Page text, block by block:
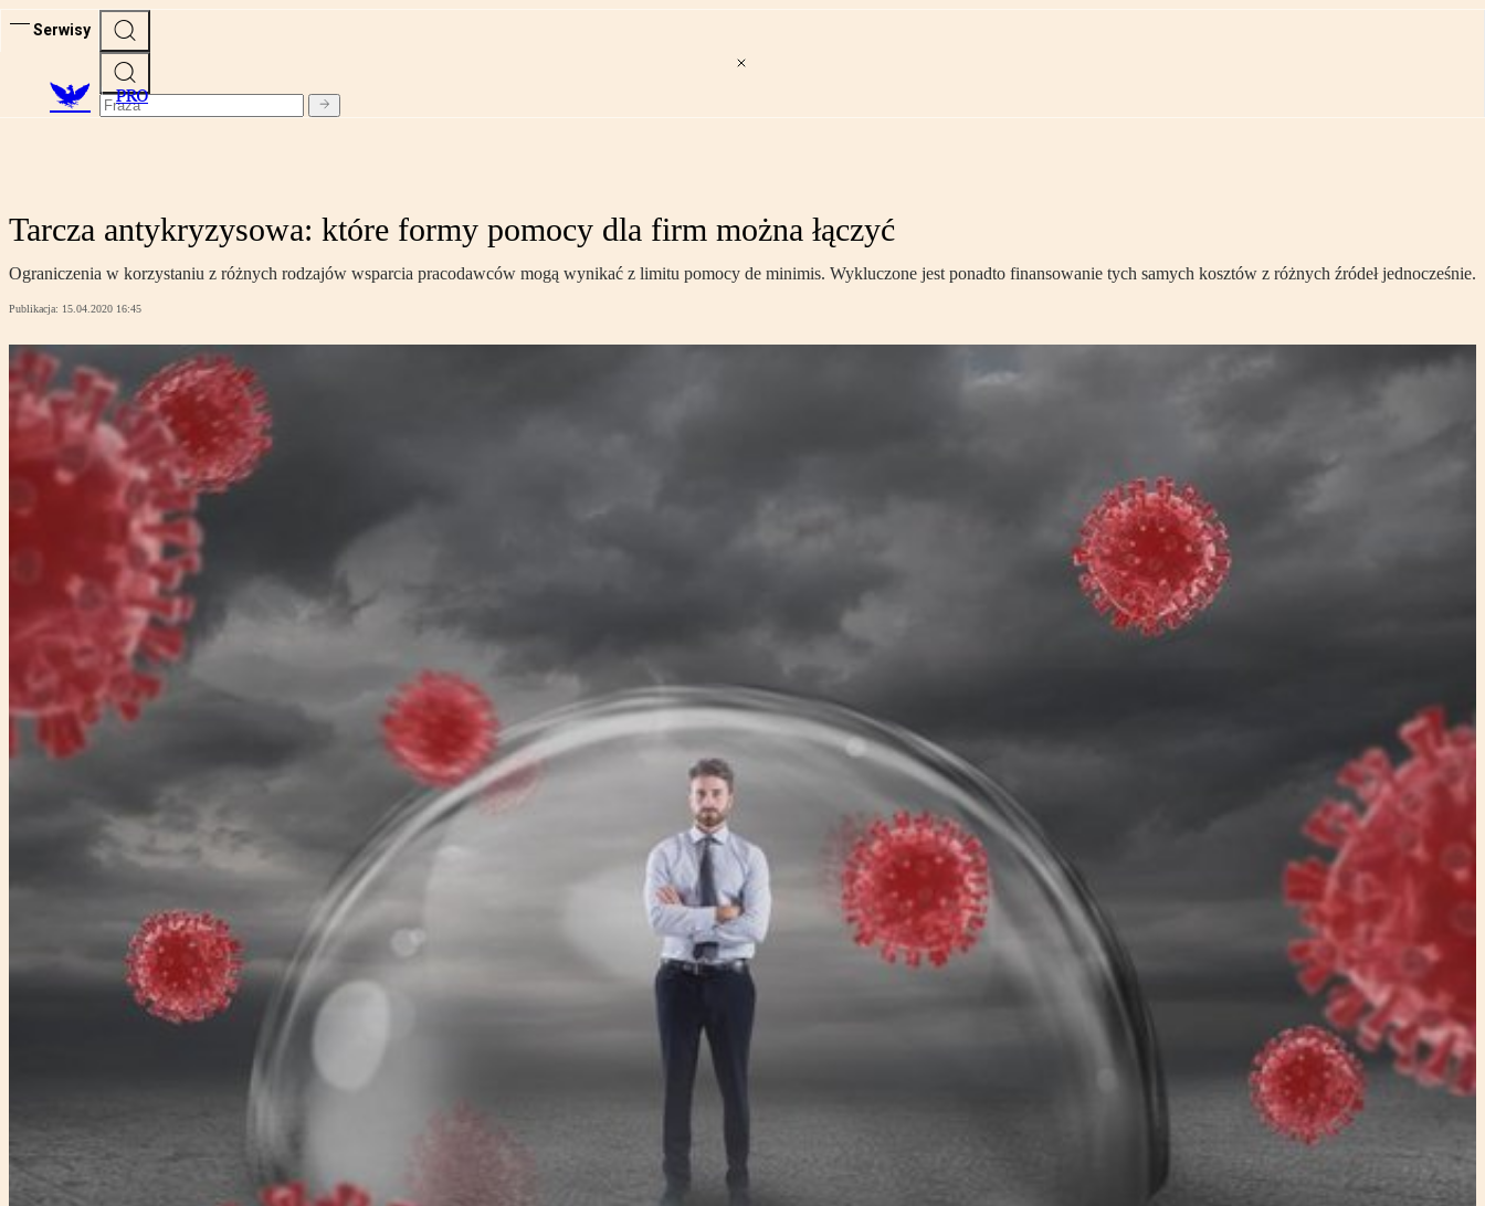
Serwisy
PRO
Tarcza antykryzysowa: które formy pomocy dla firm można łączyć
Ograniczenia w korzystaniu z różnych rodzajów wsparcia pracodawców mogą wynikać z limitu pomocy de minimis. Wykluczone jest ponadto finansowanie tych samych kosztów z różnych źródeł jednocześnie.
Publikacja: 15.04.2020 16:45